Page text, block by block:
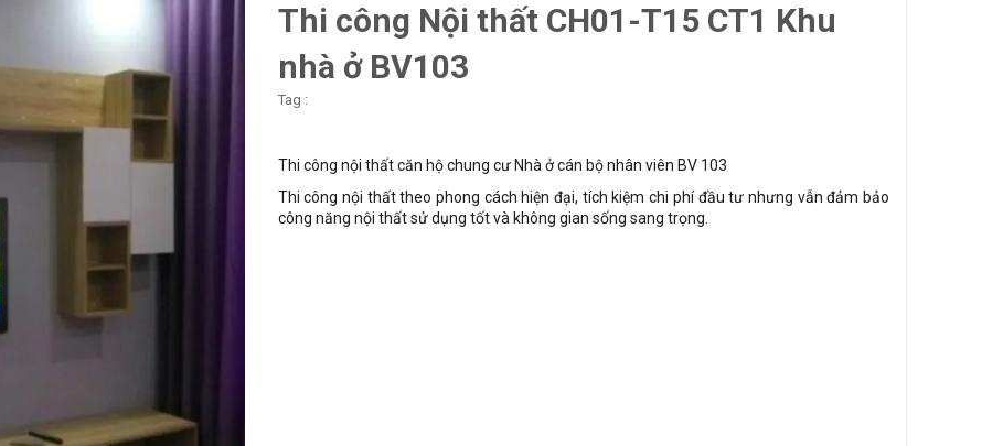
Thi công Nội thất CH01-T15 CT1 Khu
nhà ở BV103
Tag :
Thi công nội thất căn hộ chung cư Nhà ở cán bộ nhân viên BV 103
Thi công nội thất theo phong cách hiện đại, tích kiệm chi phí đầu tư nhưng vẫn đảm bảo
công năng nội thất sử dụng tốt và không gian sống sang trọng.